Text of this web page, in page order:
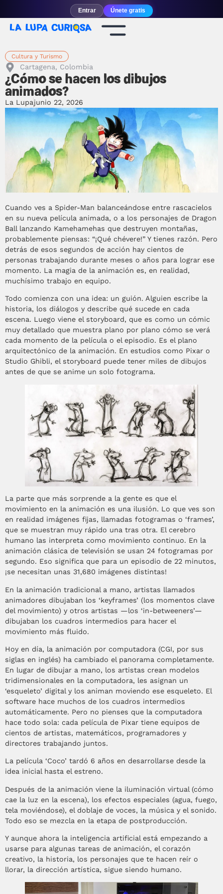
Entrar Únete gratis
Cultura y Turismo
Cartagena, Colombia
¿Cómo se hacen los dibujos
animados?
La Lupajunio 22, 2026
Cuando ves a Spider-Man balanceándose entre rascacielos
en su nueva película animada, o a los personajes de Dragon
Ball lanzando Kamehamehas que destruyen montañas,
probablemente piensas: “¡Qué chévere!” Y tienes razón. Pero
detrás de esos segundos de acción hay cientos de
personas trabajando durante meses o años para lograr ese
momento. La magia de la animación es, en realidad,
muchísimo trabajo en equipo.
Todo comienza con una idea: un guión. Alguien escribe la
historia, los diálogos y describe qué sucede en cada
escena. Luego viene el storyboard, que es como un cómic
muy detallado que muestra plano por plano cómo se verá
cada momento de la película o el episodio. Es el plano
arquitectónico de la animación. En estudios como Pixar o
Studio Ghibli, el storyboard puede tener miles de dibujos
antes de que se anime un solo fotograma.
La parte que más sorprende a la gente es que el
movimiento en la animación es una ilusión. Lo que ves son
en realidad imágenes fijas, llamadas fotogramas o ‘frames’,
que se muestran muy rápido una tras otra. El cerebro
humano las interpreta como movimiento continuo. En la
animación clásica de televisión se usan 24 fotogramas por
segundo. Eso significa que para un episodio de 22 minutos,
¡se necesitan unas 31,680 imágenes distintas!
En la animación tradicional a mano, artistas llamados
animadores dibujaban los ‘keyframes’ (los momentos clave
del movimiento) y otros artistas —los ‘in-betweeners’—
dibujaban los cuadros intermedios para hacer el
movimiento más fluido.
Hoy en día, la animación por computadora (CGI, por sus
siglas en inglés) ha cambiado el panorama completamente.
En lugar de dibujar a mano, los artistas crean modelos
tridimensionales en la computadora, les asignan un
‘esqueleto’ digital y los animan moviendo ese esqueleto. El
software hace muchos de los cuadros intermedios
automáticamente. Pero no pienses que la computadora
hace todo sola: cada película de Pixar tiene equipos de
cientos de artistas, matemáticos, programadores y
directores trabajando juntos.
La película ‘Coco’ tardó 6 años en desarrollarse desde la
idea inicial hasta el estreno.
Después de la animación viene la iluminación virtual (cómo
cae la luz en la escena), los efectos especiales (agua, fuego,
tela moviéndose), el doblaje de voces, la música y el sonido.
Todo eso se mezcla en la etapa de postproducción.
Y aunque ahora la inteligencia artificial está empezando a
usarse para algunas tareas de animación, el corazón
creativo, la historia, los personajes que te hacen reír o
llorar, la dirección artística, sigue siendo humano.